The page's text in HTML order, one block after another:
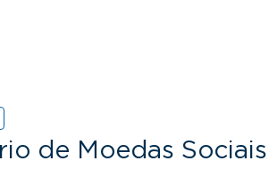
de Moedas Sociais